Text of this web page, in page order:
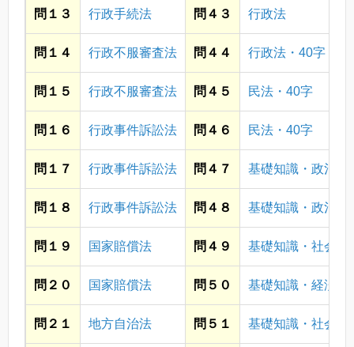
問１３ 行政手続法 問４３ 行政法
問１４ 行政不服審査法 問４４ 行政法・40字
問１５ 行政不服審査法 問４５ 民法・40字
問１６ 行政事件訴訟法 問４６ 民法・40字
問１７ 行政事件訴訟法 問４７ 基礎知識・政治
問１８ 行政事件訴訟法 問４８ 基礎知識・政治
問１９ 国家賠償法 問４９ 基礎知識・社会
問２０ 国家賠償法 問５０ 基礎知識・経済
問２１ 地方自治法 問５１ 基礎知識・社会